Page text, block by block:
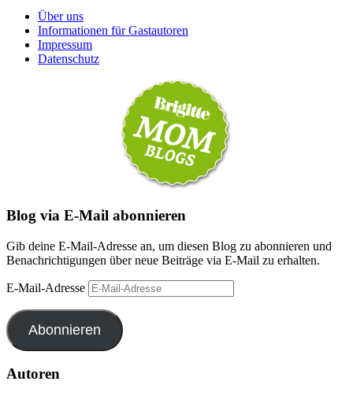
Über uns
Informationen für Gastautoren
Impressum
Datenschutz
Blog via E-Mail abonnieren
Gib deine E-Mail-Adresse an, um diesen Blog zu abonnieren und
Benachrichtigungen über neue Beiträge via E-Mail zu erhalten.
E-Mail-Adresse
Abonnieren
Autoren